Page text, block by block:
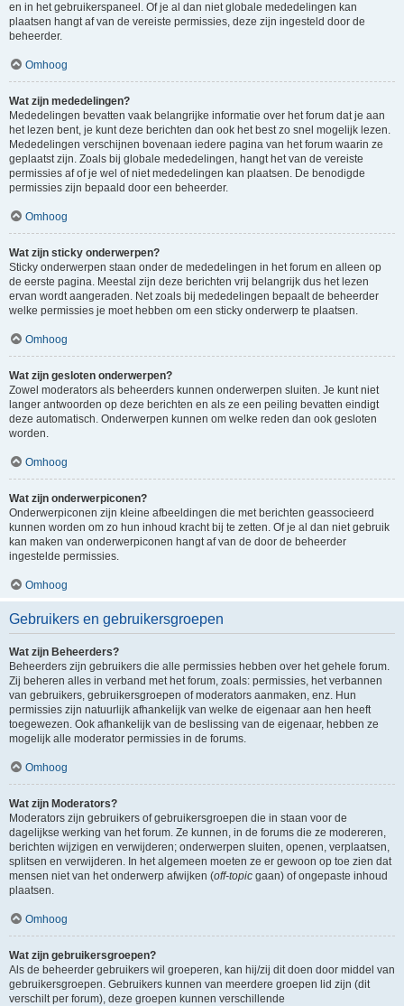
en in het gebruikerspaneel. Of je al dan niet globale mededelingen kan
plaatsen hangt af van de vereiste permissies, deze zijn ingesteld door de
beheerder.
Omhoog
Wat zijn mededelingen?
Mededelingen bevatten vaak belangrijke informatie over het forum dat je aan
het lezen bent, je kunt deze berichten dan ook het best zo snel mogelijk lezen.
Mededelingen verschijnen bovenaan iedere pagina van het forum waarin ze
geplaatst zijn. Zoals bij globale mededelingen, hangt het van de vereiste
permissies af of je wel of niet mededelingen kan plaatsen. De benodigde
permissies zijn bepaald door een beheerder.
Omhoog
Wat zijn sticky onderwerpen?
Sticky onderwerpen staan onder de mededelingen in het forum en alleen op
de eerste pagina. Meestal zijn deze berichten vrij belangrijk dus het lezen
ervan wordt aangeraden. Net zoals bij mededelingen bepaalt de beheerder
welke permissies je moet hebben om een sticky onderwerp te plaatsen.
Omhoog
Wat zijn gesloten onderwerpen?
Zowel moderators als beheerders kunnen onderwerpen sluiten. Je kunt niet
langer antwoorden op deze berichten en als ze een peiling bevatten eindigt
deze automatisch. Onderwerpen kunnen om welke reden dan ook gesloten
worden.
Omhoog
Wat zijn onderwerpiconen?
Onderwerpiconen zijn kleine afbeeldingen die met berichten geassocieerd
kunnen worden om zo hun inhoud kracht bij te zetten. Of je al dan niet gebruik
kan maken van onderwerpiconen hangt af van de door de beheerder
ingestelde permissies.
Omhoog
Gebruikers en gebruikersgroepen
Wat zijn Beheerders?
Beheerders zijn gebruikers die alle permissies hebben over het gehele forum.
Zij beheren alles in verband met het forum, zoals: permissies, het verbannen
van gebruikers, gebruikersgroepen of moderators aanmaken, enz. Hun
permissies zijn natuurlijk afhankelijk van welke de eigenaar aan hen heeft
toegewezen. Ook afhankelijk van de beslissing van de eigenaar, hebben ze
mogelijk alle moderator permissies in de forums.
Omhoog
Wat zijn Moderators?
Moderators zijn gebruikers of gebruikersgroepen die in staan voor de
dagelijkse werking van het forum. Ze kunnen, in de forums die ze modereren,
berichten wijzigen en verwijderen; onderwerpen sluiten, openen, verplaatsen,
splitsen en verwijderen. In het algemeen moeten ze er gewoon op toe zien dat
mensen niet van het onderwerp afwijken (off-topic gaan) of ongepaste inhoud
plaatsen.
Omhoog
Wat zijn gebruikersgroepen?
Als de beheerder gebruikers wil groeperen, kan hij/zij dit doen door middel van
gebruikersgroepen. Gebruikers kunnen van meerdere groepen lid zijn (dit
verschilt per forum), deze groepen kunnen verschillende